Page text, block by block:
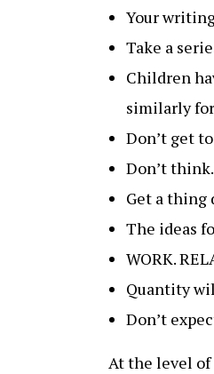
Your
Take a
Children
similarly
Don’t get
Don’t
Get a thing
The ideas
WORK.
Quantity
Don’t
At the level of